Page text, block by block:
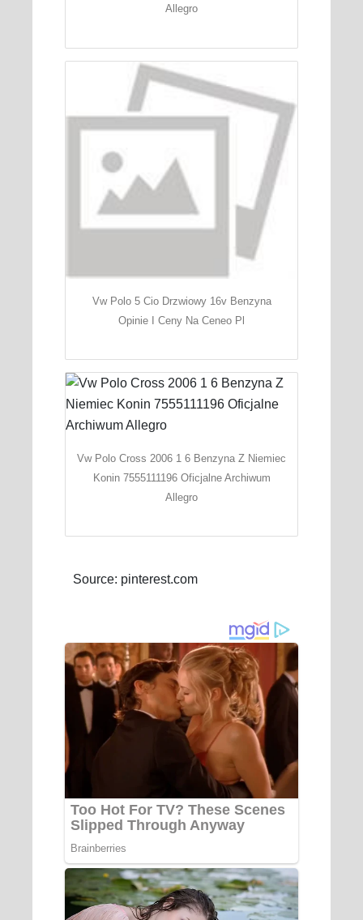
Allegro
Vw Polo 5 Cio Drzwiowy 16v Benzyna
Opinie I Ceny Na Ceneo Pl
Vw Polo Cross 2006 1 6 Benzyna Z Niemiec
Konin 7555111196 Oficjalne Archiwum
Allegro
Source: pinterest.com